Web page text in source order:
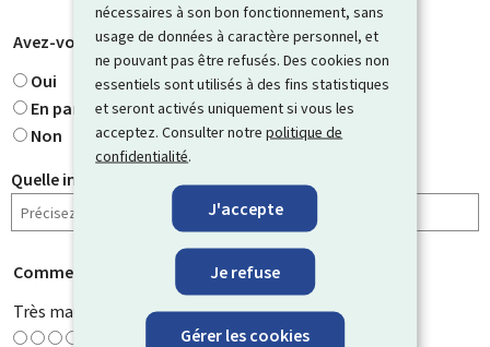
nécessaires à son bon fonctionnement, sans
usage de données à caractère personnel, et
ne pouvant pas être refusés. Des cookies non
essentiels sont utilisés à des fins statistiques
et seront activés uniquement si vous les
acceptez. Consulter notrepolitique de
confidentialité.
J'accepte
Je refuse
Gérer les cookies
Avez-vous trouvé ce que vous cherchiez ? *
Oui
En partie
Non
Quelle information cherchiez-vous ?
Comment évaluez-vous cette page ?
Très mauvaise